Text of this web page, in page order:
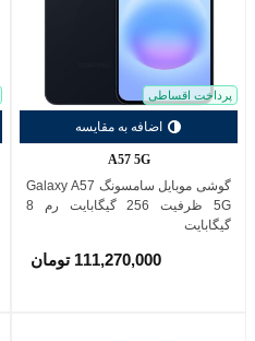
پرداخت اقساطی
اضافه به مقایسه
A57 5G
گوشی موبايل سامسونگ Galaxy A57
5G ظرفیت 256 گیگابایت رم 8
گیگابایت
111,270,000 تومان